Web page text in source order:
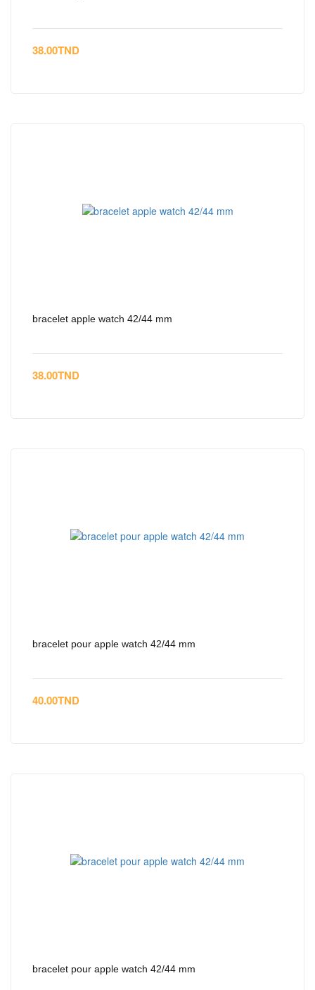
38.00TND
bracelet apple watch 42/44 mm
38.00TND
bracelet pour apple watch 42/44 mm
40.00TND
bracelet pour apple watch 42/44 mm